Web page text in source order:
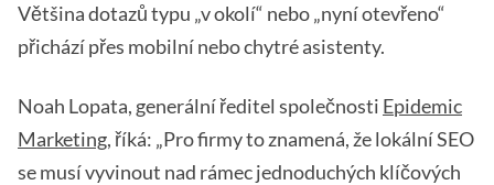
Většina dotazů typu „v okolí“ nebo „nyní otevřeno“
přichází přes mobilní nebo chytré asistenty.
Noah Lopata, generální ředitel společnosti Epidemic
Marketing, říká: „Pro firmy to znamená, že lokální SEO
se musí vyvinout nad rámec jednoduchých klíčových